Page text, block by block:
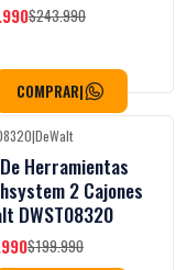
$243.990
COMPRAR|
OFF Black Week
|DeWalt
Herramientas
2 Cajones
DWST08320
$199.990